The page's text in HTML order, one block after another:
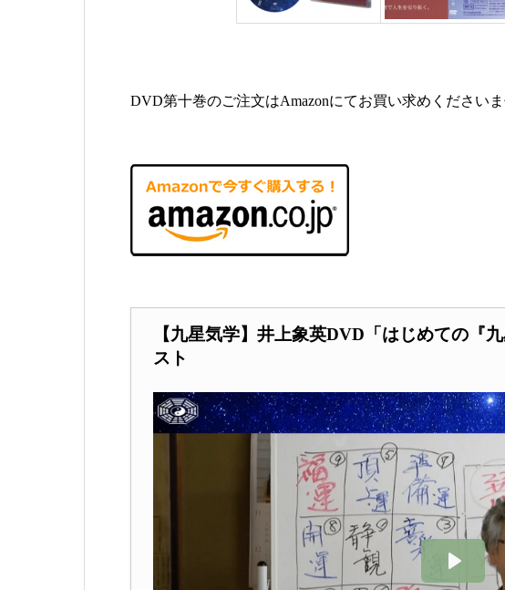
DVD第十巻のご注文はAmazonにてお買い求めくださいま
【九星気学】井上象英DVD「はじめての『
スト